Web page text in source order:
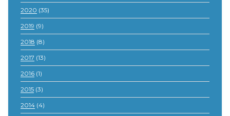
2020 (35)
2019 (9)
2018 (8)
2017 (13)
2016 (1)
2015 (3)
2014 (4)